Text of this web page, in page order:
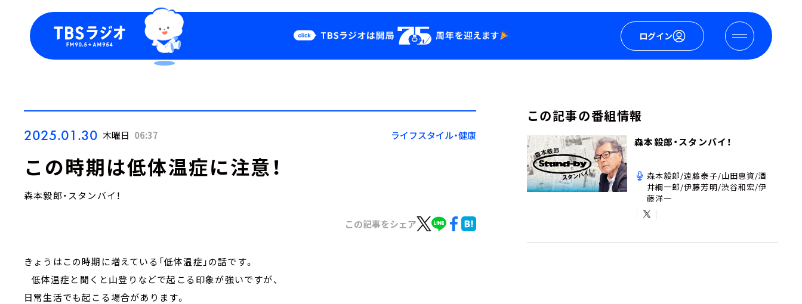
ログイン
Podcast
YouTube
会社情報
2025.01.30 木曜日 06:37 ライフスタイル・健康
この時期は低体温症に注意！
森本毅郎・スタンバイ！
この記事をシェア
きょうはこの時期に増えている「低体温症」の話です。
低体温症と聞くと山登りなどで起こる印象が強いですが、
日常生活でも起こる場合があります。
この記事の番組情報
森本毅郎・スタンバイ！
森本毅郎/遠藤泰子/山田惠資/酒
井綱一郎/伊藤芳明/渋谷和宏/伊
藤洋一